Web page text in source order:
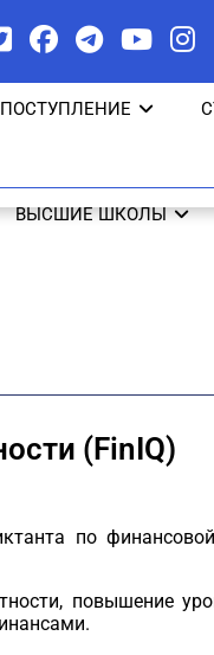
ПОСТУПЛЕНИЕ
ВЫСШИЕ ШКОЛЫ
(FinIQ)
по
повышение